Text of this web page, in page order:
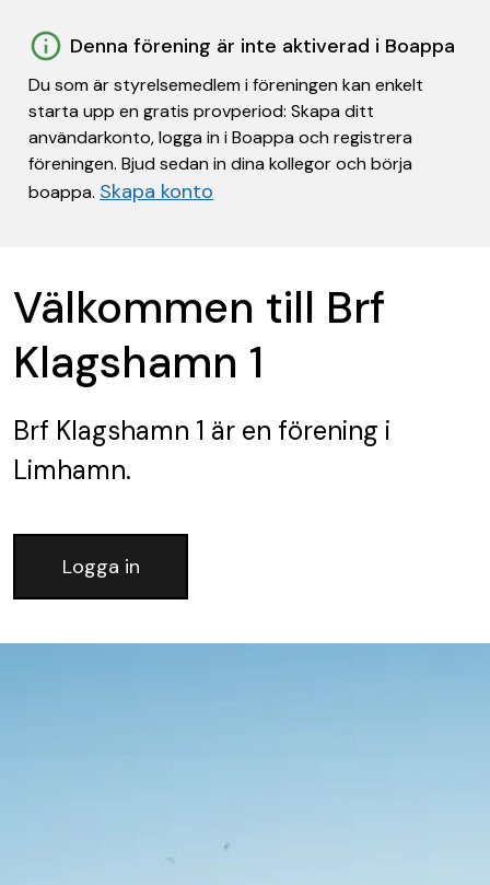
Denna förening är inte aktiverad i Boappa
Du som är styrelsemedlem i föreningen kan enkelt
starta upp en gratis provperiod: Skapa ditt
användarkonto, logga in i Boappa och registrera
föreningen. Bjud sedan in dina kollegor och börja
boappa. Skapa konto
Välkommen till Brf
Klagshamn 1
Brf Klagshamn 1 är en förening i
Limhamn.
Logga in